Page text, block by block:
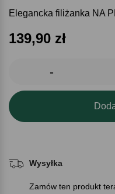
Elegancka filiżanka NA
139,90 zł
-
Wysyłka
Zamów ten produkt